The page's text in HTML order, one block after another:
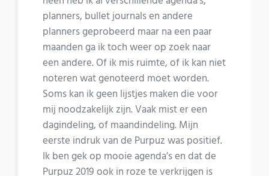
planners, bullet journals en andere
planners geprobeerd maar na een paar
maanden ga ik toch weer op zoek naar
een andere. Of ik mis ruimte, of ik kan niet
noteren wat genoteerd moet worden.
Soms kan ik geen lijstjes maken die voor
mij noodzakelijk zijn. Vaak mist er een
dagindeling, of maandindeling. Mijn
eerste indruk van de Purpuz was positief.
Ik ben gek op mooie agenda’s en dat de
Purpuz 2019 ook in roze te verkrijgen is